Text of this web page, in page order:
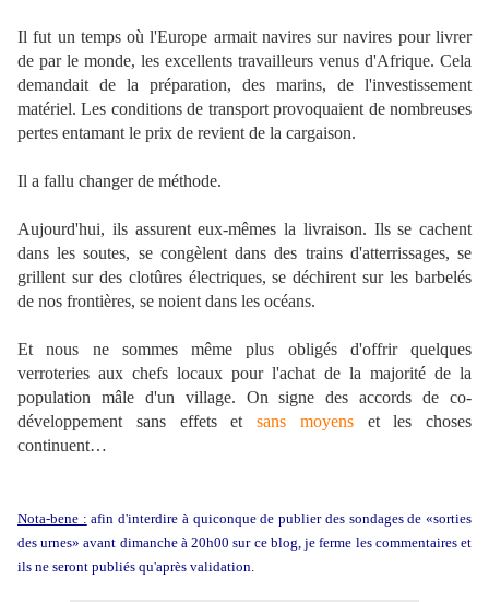
Il fut un temps où l'Europe armait navires sur navires pour livrer
de par le monde, les excellents travailleurs venus d'Afrique. Cela
demandait de la préparation, des marins, de l'investissement
matériel. Les conditions de transport provoquaient de nombreuses
pertes entamant le prix de revient de la cargaison.
Il a fallu changer de méthode.
Aujourd'hui, ils assurent eux-mêmes la livraison. Ils se cachent
dans les soutes, se congèlent dans des trains d'atterrissages, se
grillent sur des clotûres électriques, se déchirent sur les barbelés
de nos frontières, se noient dans les océans.
Et nous ne sommes même plus obligés d'offrir quelques
verroteries aux chefs locaux pour l'achat de la majorité de la
population mâle d'un village. On signe des accords de co-
développement sans effets et sans moyenset les choses
continuent…
Nota-bene : afin d'interdire à quiconque de publier des sondages de «sorties
des urnes» avant dimanche à 20h00 sur ce blog, je ferme les commentaires et
ils ne seront publiés qu'après validation.